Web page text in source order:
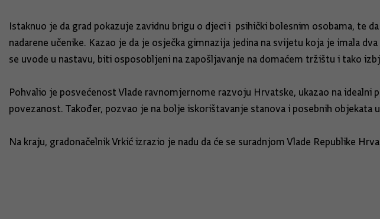
Istaknuo je da grad pokazuje zavidnu brigu o djeci i psihički bolesnim osobama,
nadarene učenike. Kazao je da je osječka gimnazija jedina na svijetu koja je imala
se uvode u nastavu, biti osposobljeni na zapošljavanje na domaćem tržištu i tako
Pohvalio je posvećenost Vlade ravnomjernome razvoju Hrvatske, ukazao na
povezanost. Također, pozvao je na bolje iskorištavanje stanova i posebnih objekata
Na kraju, gradonačelnik Vrkić izrazio je nadu da će se suradnjom Vlade Republike